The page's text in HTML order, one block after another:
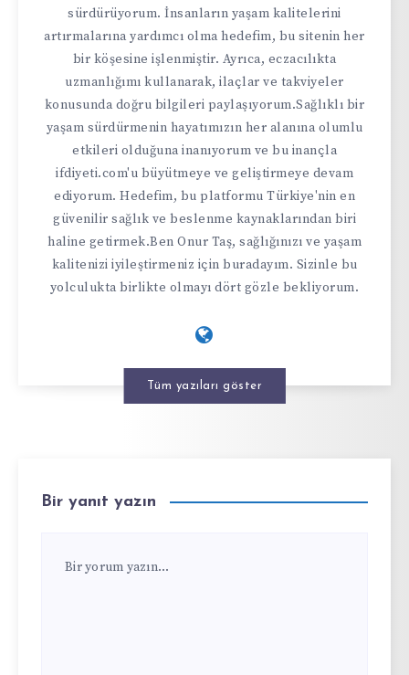
sürdürüyorum. İnsanların yaşam kalitelerini
artırmalarına yardımcı olma hedefim, bu sitenin her
bir köşesine işlenmiştir. Ayrıca, eczacılıkta
uzmanlığımı kullanarak, ilaçlar ve takviyeler
konusunda doğru bilgileri paylaşıyorum.Sağlıklı bir
yaşam sürdürmenin hayatımızın her alanına olumlu
etkileri olduğuna inanıyorum ve bu inançla
ifdiyeti.com'u büyütmeye ve geliştirmeye devam
ediyorum. Hedefim, bu platformu Türkiye'nin en
güvenilir sağlık ve beslenme kaynaklarından biri
haline getirmek.Ben Onur Taş, sağlığınızı ve yaşam
kalitenizi iyileştirmeniz için buradayım. Sizinle bu
yolculukta birlikte olmayı dört gözle bekliyorum.
Tüm yazıları göster
Bir yanıt yazın